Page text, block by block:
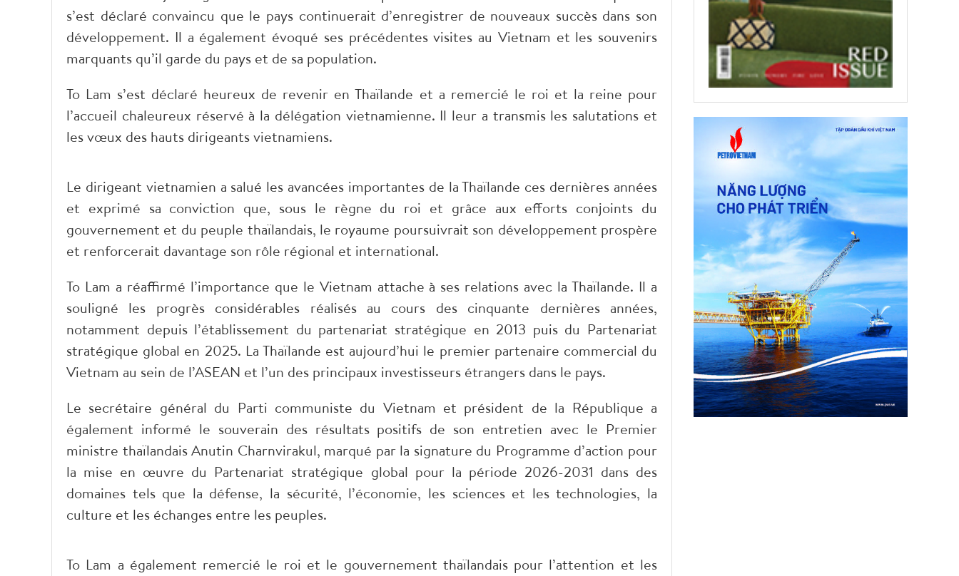
s’est déclaré convaincu que le pays continuerait d’enregistrer de nouveaux succès dans son
développement. Il a également évoqué ses précédentes visites au Vietnam et les souvenirs
marquants qu’il garde du pays et de sa population.
To Lam s’est déclaré heureux de revenir en Thaïlande et a remercié le roi et la reine pour
l’accueil chaleureux réservé à la délégation vietnamienne. Il leur a transmis les salutations et
les vœux des hauts dirigeants vietnamiens.
Le dirigeant vietnamien a salué les avancées importantes de la Thaïlande ces dernières années
et exprimé sa conviction que, sous le règne du roi et grâce aux efforts conjoints du
gouvernement et du peuple thaïlandais, le royaume poursuivrait son développement prospère
et renforcerait davantage son rôle régional et international.
To Lam a réaffirmé l’importance que le Vietnam attache à ses relations avec la Thaïlande. Il a
souligné les progrès considérables réalisés au cours des cinquante dernières années,
notamment depuis l’établissement du partenariat stratégique en 2013 puis du Partenariat
stratégique global en 2025. La Thaïlande est aujourd’hui le premier partenaire commercial du
Vietnam au sein de l’ASEAN et l’un des principaux investisseurs étrangers dans le pays.
Le secrétaire général du Parti communiste du Vietnam et président de la République a
également informé le souverain des résultats positifs de son entretien avec le Premier
ministre thaïlandais Anutin Charnvirakul, marqué par la signature du Programme d’action pour
la mise en œuvre du Partenariat stratégique global pour la période 2026-2031 dans des
domaines tels que la défense, la sécurité, l’économie, les sciences et les technologies, la
culture et les échanges entre les peuples.
To Lam a également remercié le roi et le gouvernement thaïlandais pour l’attention et les